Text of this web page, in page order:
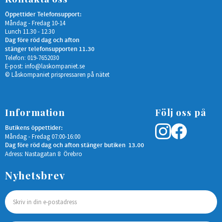
Öppettider Telefonsupport:
Måndag - Fredag 10-14
Lunch 11.30 - 12.30
Dag före röd dag och afton
stänger telefonsupporten 11.30
Telefon: 019-7652030
E-post: info@laskompaniet.se
© Låskompaniet prispressaren på nätet
Information
Butikens öppettider:
Måndag - Fredag 07:00-16:00
Dag före röd dag och afton stänger butiken 13.00
Adress: Nastagatan 8 Örebro
Följ oss på
Nyhetsbrev